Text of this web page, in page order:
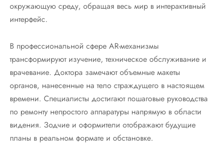
окружающую среду, обращая весь мир в интерактивный
интерфейс.
В профессиональной сфере AR-механизмы
трансформируют изучение, техническое обслуживание и
врачевание. Доктора замечают объемные макеты
органов, нанесенные на тело страждущего в настоящем
времени. Специалисты достигают пошаговые руководства
по ремонту непростого аппаратуры напрямую в области
видения. Зодчие и оформители отображают будущие
планы в реальном формате и обстановке.